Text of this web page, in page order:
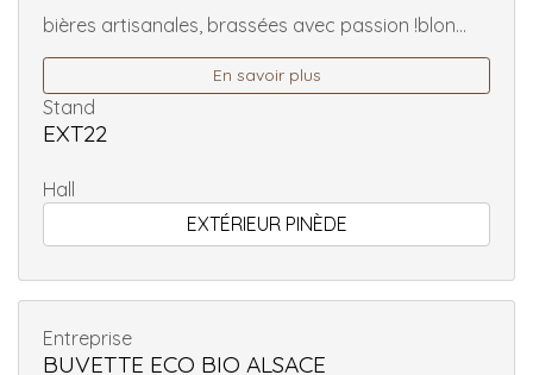
bières artisanales, brassées avec passion !blon...
En savoir plus
Stand
EXT22
Hall
EXTÉRIEUR PINÈDE
Entreprise
BUVETTE ECO BIO ALSACE